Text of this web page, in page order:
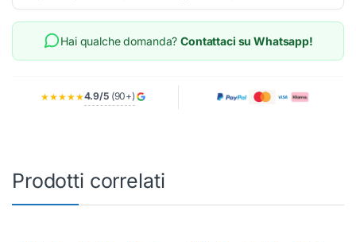
Hai qualche domanda?Contattaci su Whatsapp!
★★★★★4.9/5(90+)
Prodotti correlati